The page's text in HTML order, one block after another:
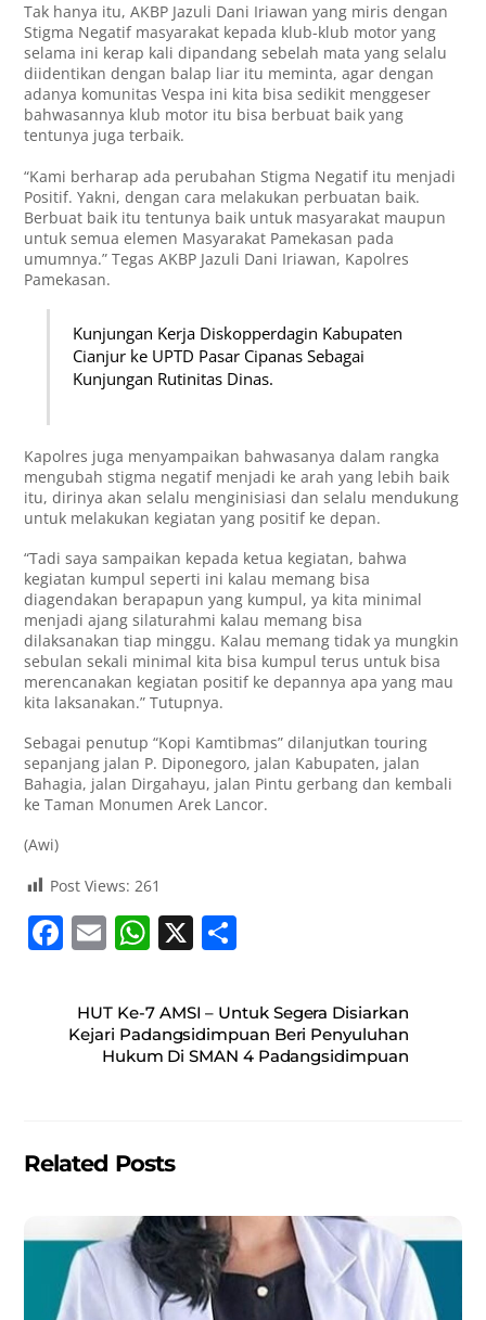
Tak hanya itu, AKBP Jazuli Dani Iriawan yang miris dengan
Stigma Negatif masyarakat kepada klub-klub motor yang
selama ini kerap kali dipandang sebelah mata yang selalu
diidentikan dengan balap liar itu meminta, agar dengan
adanya komunitas Vespa ini kita bisa sedikit menggeser
bahwasannya klub motor itu bisa berbuat baik yang
tentunya juga terbaik.
“Kami berharap ada perubahan Stigma Negatif itu menjadi
Positif. Yakni, dengan cara melakukan perbuatan baik.
Berbuat baik itu tentunya baik untuk masyarakat maupun
untuk semua elemen Masyarakat Pamekasan pada
umumnya.” Tegas AKBP Jazuli Dani Iriawan, Kapolres
Pamekasan.
Kunjungan Kerja Diskopperdagin Kabupaten
Cianjur ke UPTD Pasar Cipanas Sebagai
Kunjungan Rutinitas Dinas.
Kapolres juga menyampaikan bahwasanya dalam rangka
mengubah stigma negatif menjadi ke arah yang lebih baik
itu, dirinya akan selalu menginisiasi dan selalu mendukung
untuk melakukan kegiatan yang positif ke depan.
“Tadi saya sampaikan kepada ketua kegiatan, bahwa
kegiatan kumpul seperti ini kalau memang bisa
diagendakan berapapun yang kumpul, ya kita minimal
menjadi ajang silaturahmi kalau memang bisa
dilaksanakan tiap minggu. Kalau memang tidak ya mungkin
sebulan sekali minimal kita bisa kumpul terus untuk bisa
merencanakan kegiatan positif ke depannya apa yang mau
kita laksanakan.” Tutupnya.
Sebagai penutup “Kopi Kamtibmas” dilanjutkan touring
sepanjang jalan P. Diponegoro, jalan Kabupaten, jalan
Bahagia, jalan Dirgahayu, jalan Pintu gerbang dan kembali
ke Taman Monumen Arek Lancor.
(Awi)
Post Views: 261
F
c
e
k
E
ai
l
W
at
s
A
X
ar
e
HUT Ke-7 AMSI – Untuk Segera Disiarkan
Kejari Padangsidimpuan Beri Penyuluhan
Hukum Di SMAN 4 Padangsidimpuan
Related Posts